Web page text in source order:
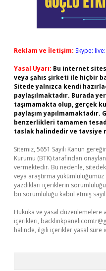
Reklam ve İletişim: Skype:
Yasal Uyarı: Bu internet
veya şahıs şirketi ile hiçbir
Sitede yalnızca kendi
paylaşılmaktadır. Burada
taşımamakta olup, gerçek
paylaşım
benzerlikleri tamamen
taslak halindedir ve tavsiye
Sitemiz, 5651 Sayılı Kanun
Kurumu (BTK) tarafından
vermektedir. Bu nedenle,
veya araştırma
yazdıkları içeriklerin
bu sorumluluğu kabul etmiş
Hukuka ve yasal düzenlemelere
içerikleri,
halinde, ilgili içerikler yasal süre